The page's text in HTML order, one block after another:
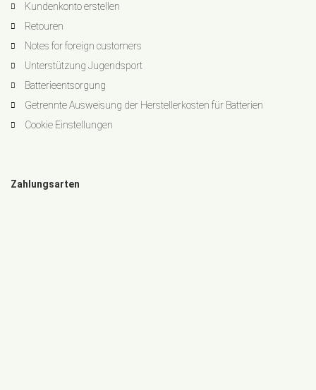
Kundenkonto erstellen
Retouren
Notes for foreign customers
Unterstützung Jugendsport
Batterieentsorgung
Getrennte Ausweisung der Herstellerkosten für Batterien
Cookie Einstellungen
Zahlungsarten